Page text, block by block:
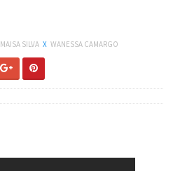
MAISA SILVA X WANESSA CAMARGO